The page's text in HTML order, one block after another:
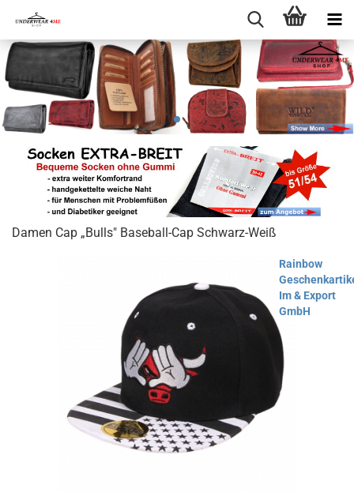
Damen Cap „Bulls" Baseball-Cap Schwarz-Weiß
Rainbow
Im & Export
GmbH